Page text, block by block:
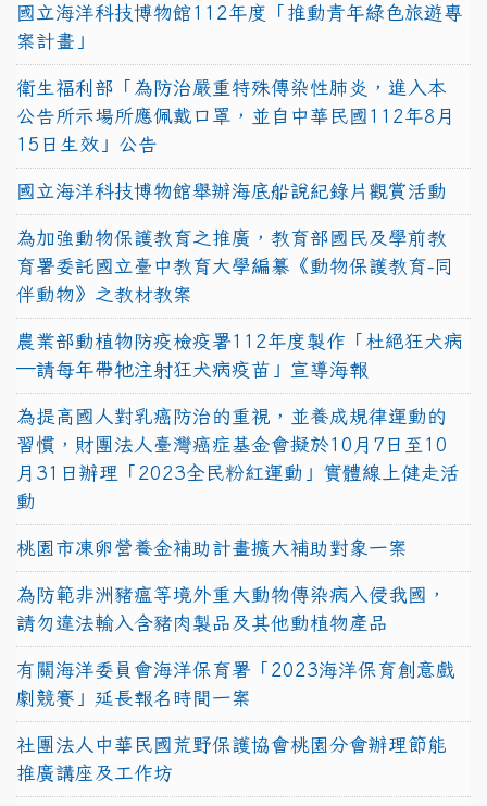
國立海洋科技博物館112年度「推動青年綠色旅遊專
案計畫」
衛生福利部「為防治嚴重特殊傳染性肺炎，進入本
公告所示場所應佩戴口罩，並自中華民國112年8月
15日生效」公告
國立海洋科技博物館舉辦海底船說紀錄片觀賞活動
為加強動物保護教育之推廣，教育部國民及學前教
育署委託國立臺中教育大學編纂《動物保護教育-同
伴動物》之教材教案
農業部動植物防疫檢疫署112年度製作「杜絕狂犬病
—請每年帶牠注射狂犬病疫苗」宣導海報
為提高國人對乳癌防治的重視，並養成規律運動的
習慣，財團法人臺灣癌症基金會擬於10月7日至10
月31日辦理「2023全民粉紅運動」實體線上健走活
動
桃園市凍卵營養金補助計畫擴大補助對象一案
為防範非洲豬瘟等境外重大動物傳染病入侵我國，
請勿違法輸入含豬肉製品及其他動植物產品
有關海洋委員會海洋保育署「2023海洋保育創意戲
劇競賽」延長報名時間一案
社團法人中華民國荒野保護協會桃園分會辦理節能
推廣講座及工作坊